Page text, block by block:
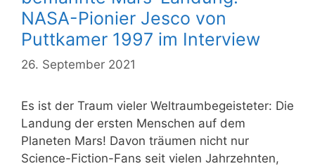
NASA-Pionier Jesco von
Puttkamer 1997 im Interview
26. September 2021
Es ist der Traum vieler Weltraumbegeisteter: Die
Landung der ersten Menschen auf dem
Planeten Mars! Davon träumen nicht nur
Science-Fiction-Fans seit vielen Jahrzehnten,